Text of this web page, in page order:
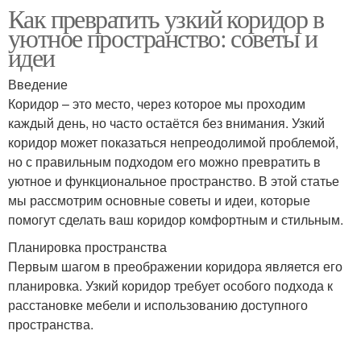
Как превратить узкий коридор в
уютное пространство: советы и
идеи
Введение
Коридор – это место, через которое мы проходим
каждый день, но часто остаётся без внимания. Узкий
коридор может показаться непреодолимой проблемой,
но с правильным подходом его можно превратить в
уютное и функциональное пространство. В этой статье
мы рассмотрим основные советы и идеи, которые
помогут сделать ваш коридор комфортным и стильным.
Планировка пространства
Первым шагом в преображении коридора является его
планировка. Узкий коридор требует особого подхода к
расстановке мебели и использованию доступного
пространства.